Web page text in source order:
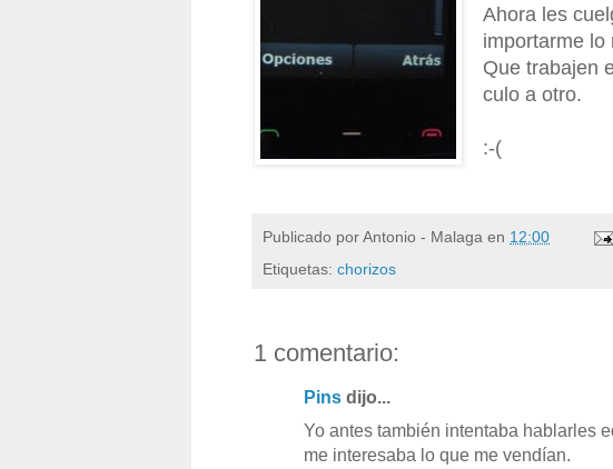
Ahora les
importarme lo
Que trabajen
culo a otro.
:-(
Publicado porAntonio - Malaga en 12:00
Etiquetas: chorizos
1 comentario:
Pins dijo...
Yo antes también intentaba hablarles
me interesaba lo que me vendían.